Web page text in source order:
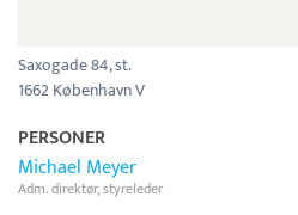
Saxogade 84, st.
1662 København V
PERSONER
Michael Meyer
Adm. direktør, styreleder